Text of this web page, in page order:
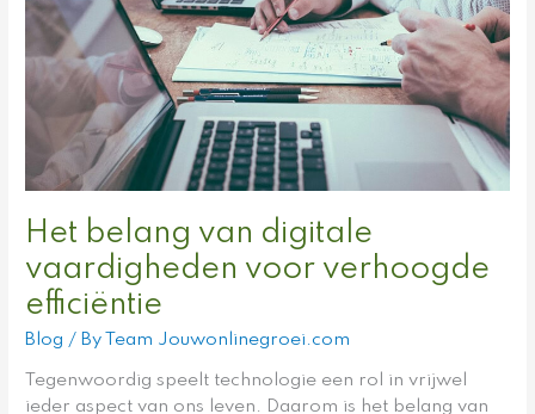
Het belang van digitale
vaardigheden voor verhoogde
efficiëntie
Blog / ByTeam Jouwonlinegroei.com
Tegenwoordig speelt technologie een rol in vrijwel
ieder aspect van ons leven. Daarom is het belang van
voor
verhoogde
efficiëntie